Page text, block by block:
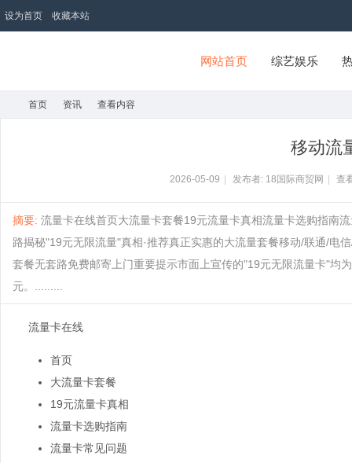
设为首页 收藏本站
18国际商贸网
网站首页 综艺娱乐
首页 资讯 查看内容
移动流
2026-05-09 发布者: 18国际商贸网 查
摘要: 流量卡在线首页大流量卡套餐19元流量卡真相流量卡选购指南
路揭秘"19元无限流量"真相·推荐真正实惠的大流量套餐移动/联通/电
套餐无套路免费邮寄上门重要提示市面上宣传的"19元无限流量卡"均
元。.........
流量卡在线
首页
大流量卡套餐
19元流量卡真相
流量卡选购指南
流量卡常见问题